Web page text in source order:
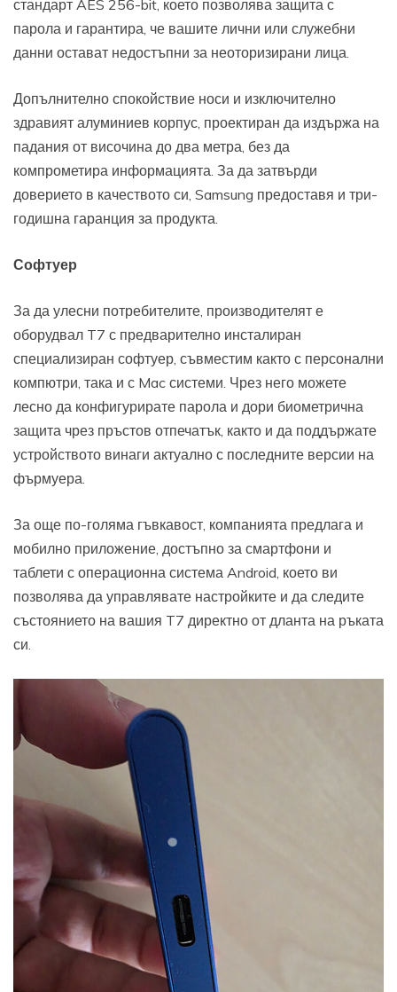
стандарт AES 256-bit, което позволява защита с
парола и гарантира, че вашите лични или служебни
данни остават недостъпни за неоторизирани лица.
Допълнително спокойствие носи и изключително
здравият алуминиев корпус, проектиран да издържа на
падания от височина до два метра, без да
компрометира информацията. За да затвърди
доверието в качеството си, Samsung предоставя и три-
годишна гаранция за продукта.
Софтуер
За да улесни потребителите, производителят е
оборудвал T7 с предварително инсталиран
специализиран софтуер, съвместим както с персонални
компютри, така и с Mac системи. Чрез него можете
лесно да конфигурирате парола и дори биометрична
защита чрез пръстов отпечатък, както и да поддържате
устройството винаги актуално с последните версии на
фърмуера.
За още по-голяма гъвкавост, компанията предлага и
мобилно приложение, достъпно за смартфони и
таблети с операционна система Android, което ви
позволява да управлявате настройките и да следите
състоянието на вашия T7 директно от дланта на ръката
си.